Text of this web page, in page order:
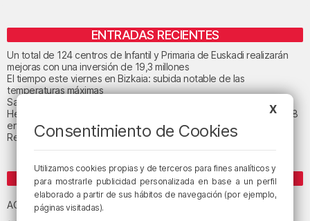
ENTRADAS RECIENTES
Un total de 124 centros de Infantil y Primaria de Euskadi realizarán
mejoras con una inversión de 19,3 millones
El tiempo este viernes en Bizkaia: subida notable de las
temperaturas máximas
San Juan de Gaztelugatxe cerrará el día del eclipse
Heridas dos personas en un accidente entre tres vehículos en la A8
en Muskiz
Recuperado el cuerpo sin vida de una mujer en la ría de Bilbao
ETIQUETAS
ACB Athletic ClubAthletic Club de Bilbao
X
Consentimiento de Cookies
Utilizamos cookies propias y de terceros para fines analíticos y
para mostrarle publicidad personalizada en base a un perfil
elaborado a partir de sus hábitos de navegación (por ejemplo,
páginas visitadas).